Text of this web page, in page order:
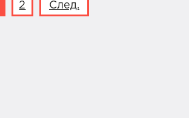
2 След.